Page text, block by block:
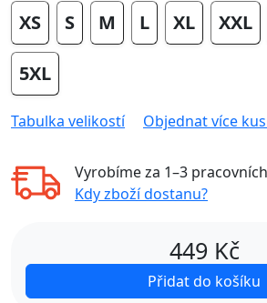
XS S M L XL XXL
5XL
Tabulka velikostí Objednat více
Vyrobíme za 1–3
Kdy zboží dostanu?
449 Kč
Přidat do košíku